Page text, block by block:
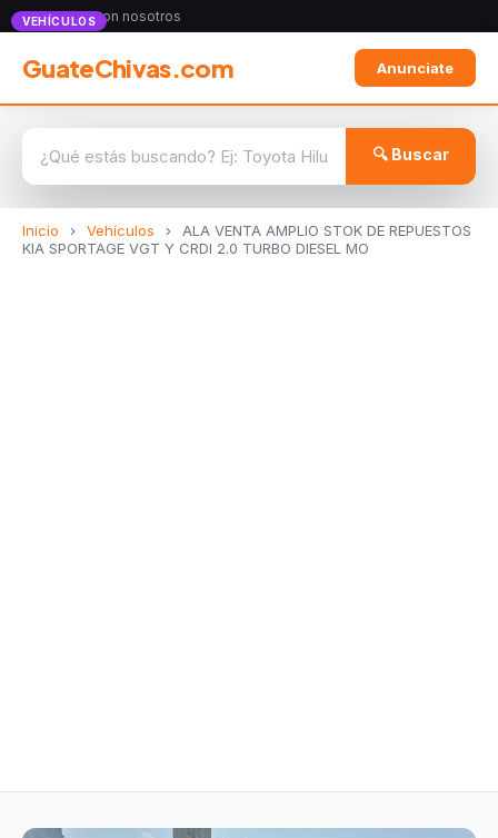
Anunciate con nosotros
GuateChivas.com Anunciate
🔍 Buscar
Inicio › Vehículos ›
ALA VENTA AMPLIO STOK DE REPUESTOS
KIA SPORTAGE VGT Y CRDI 2.0 TURBO DIESEL MO
VEHÍCULOS